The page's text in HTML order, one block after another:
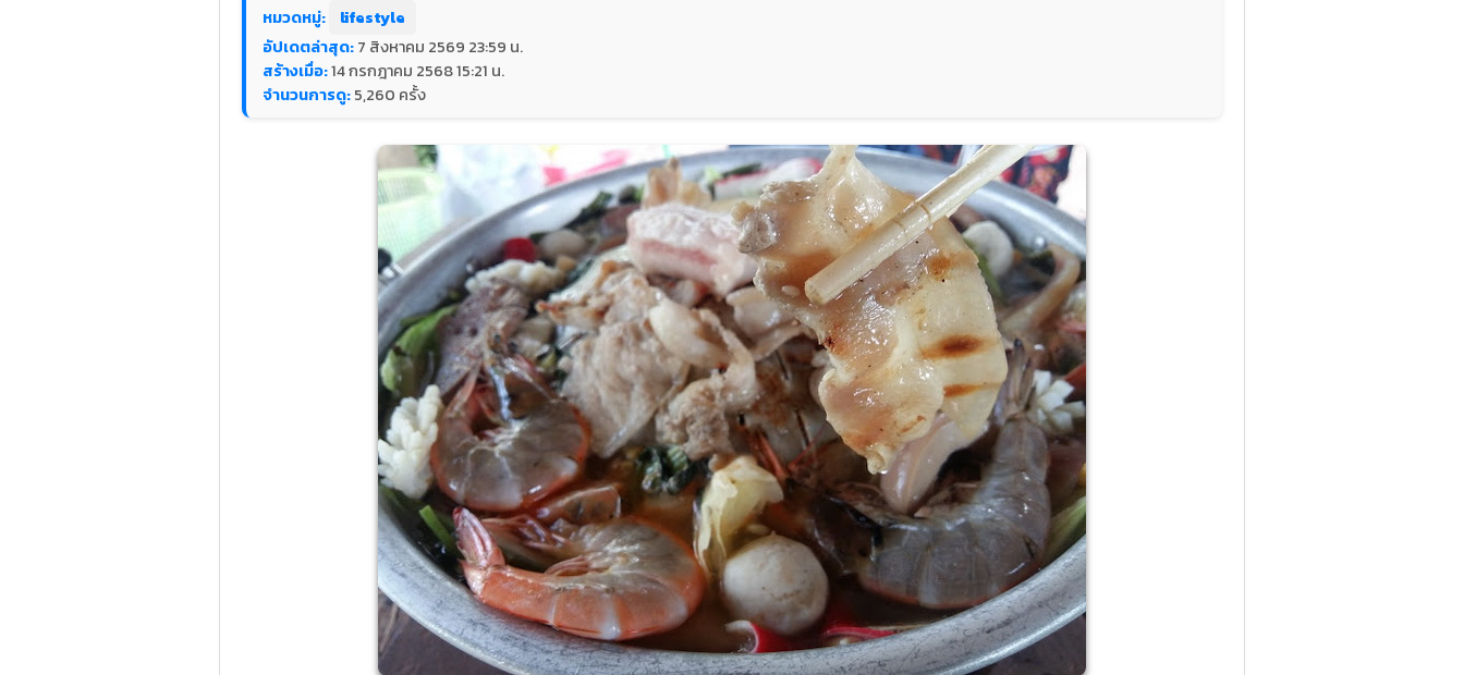
หมวดหมู่:
lifestyle
อัปเดตล่าสุด:7 สิงหาคม 2569 23:59 น.
สร้างเมื่อ:14 กรกฎาคม 2568 15:21 น.
จำนวนการดู:5,260 ครั้ง